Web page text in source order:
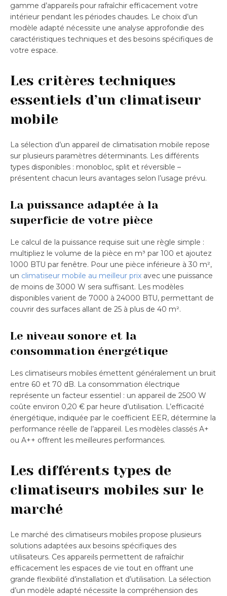
gamme d’appareils pour rafraîchir efficacement votre
intérieur pendant les périodes chaudes. Le choix d’un
modèle adapté nécessite une analyse approfondie des
caractéristiques techniques et des besoins spécifiques de
votre espace.
Les critères techniques
essentiels d’un climatiseur
mobile
La sélection d’un appareil de climatisation mobile repose
sur plusieurs paramètres déterminants. Les différents
types disponibles : monobloc, split et réversible –
présentent chacun leurs avantages selon l’usage prévu.
La puissance adaptée à la
superficie de votre pièce
Le calcul de la puissance requise suit une règle simple :
multipliez le volume de la pièce en m³ par 100 et ajoutez
1000 BTU par fenêtre. Pour une pièce inférieure à 30 m²,
un climatiseur mobile au meilleur prix avec une puissance
de moins de 3000 W sera suffisant. Les modèles
disponibles varient de 7000 à 24000 BTU, permettant de
couvrir des surfaces allant de 25 à plus de 40 m².
Le niveau sonore et la
consommation énergétique
Les climatiseurs mobiles émettent généralement un bruit
entre 60 et 70 dB. La consommation électrique
représente un facteur essentiel : un appareil de 2500 W
coûte environ 0,20 € par heure d’utilisation. L’efficacité
énergétique, indiquée par le coefficient EER, détermine la
performance réelle de l’appareil. Les modèles classés A+
ou A++ offrent les meilleures performances.
Les différents types de
climatiseurs mobiles sur le
marché
Le marché des climatiseurs mobiles propose plusieurs
solutions adaptées aux besoins spécifiques des
utilisateurs. Ces appareils permettent de rafraîchir
efficacement les espaces de vie tout en offrant une
grande flexibilité d’installation et d’utilisation. La sélection
d’un modèle adapté nécessite la compréhension des